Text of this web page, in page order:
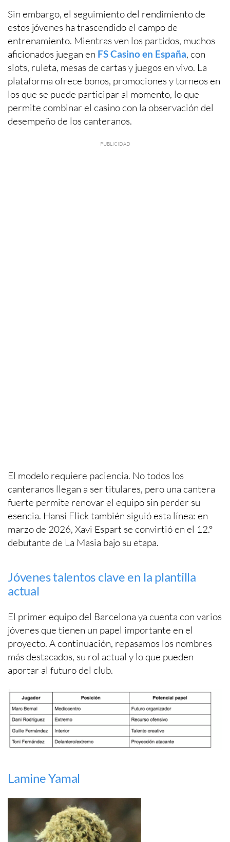
Sin embargo, el seguimiento del rendimiento de
estos jóvenes ha trascendido el campo de
entrenamiento. Mientras ven los partidos, muchos
aficionados juegan en FS Casino en España, con
slots, ruleta, mesas de cartas y juegos en vivo. La
plataforma ofrece bonos, promociones y torneos en
los que se puede participar al momento, lo que
permite combinar el casino con la observación del
desempeño de los canteranos.
El modelo requiere paciencia. No todos los
canteranos llegan a ser titulares, pero una cantera
fuerte permite renovar el equipo sin perder su
esencia. Hansi Flick también siguió esta línea: en
marzo de 2026, Xavi Espart se convirtió en el 12.º
debutante de La Masia bajo su etapa.
Jóvenes talentos clave en la plantilla
actual
El primer equipo del Barcelona ya cuenta con varios
jóvenes que tienen un papel importante en el
proyecto. A continuación, repasamos los nombres
más destacados, su rol actual y lo que pueden
aportar al futuro del club.
Lamine Yamal